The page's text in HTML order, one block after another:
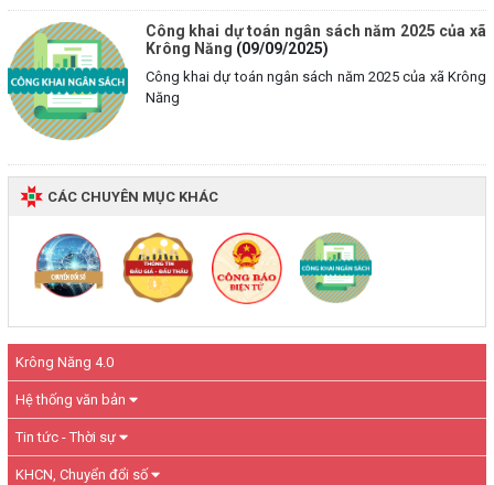
Krông Năng 4.0
Hệ thống văn bản
Tin tức - Thời sự
KHCN, Chuyển đổi số
Công khai dự toán ngân sách năm 2025 của xã
Krông Năng (09/09/2025)
Công khai dự toán ngân sách năm 2025 của xã Krông
Năng
CÁC CHUYÊN MỤC KHÁC